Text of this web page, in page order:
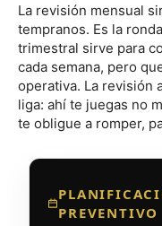
La revisión mensual
tempranos. Es la
trimestral sirve para
cada semana, pero
operativa. La revisión
liga: ahí te juegas no
te obligue a romper,
PREVENTIVO